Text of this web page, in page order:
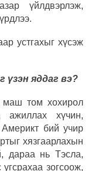
үйлдвэрлэж,
устгахыг хүсэж
үзэн яддаг вэ?
маш том хохирол
ажиллах хүчин,
Америкт бий учир
хязгаарлахын
дараа нь Тэсла,
зогсоож,